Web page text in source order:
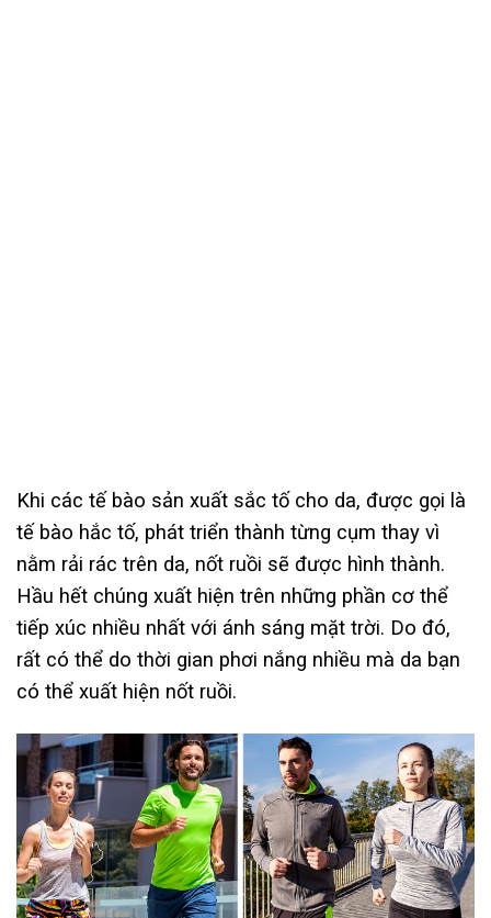
Khi các tế bào sản xuất sắc tố cho da, được gọi là
tế bào hắc tố, phát triển thành từng cụm thay vì
nằm rải rác trên da, nốt ruồi sẽ được hình thành.
Hầu hết chúng xuất hiện trên những phần cơ thể
tiếp xúc nhiều nhất với ánh sáng mặt trời. Do đó,
rất có thể do thời gian phơi nắng nhiều mà da bạn
có thể xuất hiện nốt ruồi.